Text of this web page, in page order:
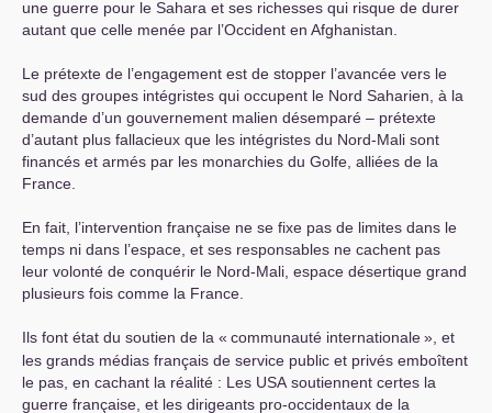
une guerre pour le Sahara et ses richesses qui risque de durer
autant que celle menée par l’Occident en Afghanistan.
Le prétexte de l’engagement est de stopper l’avancée vers le
sud des groupes intégristes qui occupent le Nord Saharien, à la
demande d’un gouvernement malien désemparé – prétexte
d’autant plus fallacieux que les intégristes du Nord-Mali sont
financés et armés par les monarchies du Golfe, alliées de la
France.
En fait, l’intervention française ne se fixe pas de limites dans le
temps ni dans l’espace, et ses responsables ne cachent pas
leur volonté de conquérir le Nord-Mali, espace désertique grand
plusieurs fois comme la France.
Ils font état du soutien de la « communauté internationale», et
les grands médias français de service public et privés emboîtent
le pas, en cachant la réalité : Les USA soutiennent certes la
guerre française, et les dirigeants pro-occidentaux de la